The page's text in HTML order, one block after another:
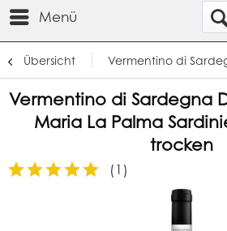
Menü
Übersicht Vermentino di
Vermentino di Sardegna
Maria La Palma
trocken
(1 )